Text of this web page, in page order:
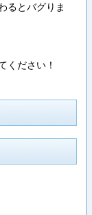
るとバグりま
ください！